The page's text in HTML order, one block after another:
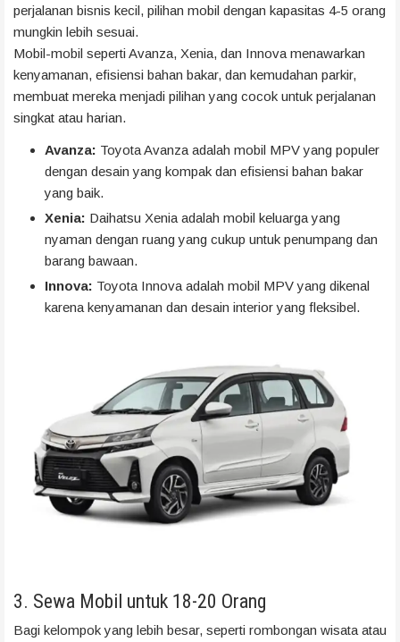
perjalanan bisnis kecil, pilihan mobil dengan kapasitas 4-5 orang
mungkin lebih sesuai.
Mobil-mobil seperti Avanza, Xenia, dan Innova menawarkan
kenyamanan, efisiensi bahan bakar, dan kemudahan parkir,
membuat mereka menjadi pilihan yang cocok untuk perjalanan
singkat atau harian.
Avanza: Toyota Avanza adalah mobil MPV yang populer
dengan desain yang kompak dan efisiensi bahan bakar
yang baik.
Xenia: Daihatsu Xenia adalah mobil keluarga yang
nyaman dengan ruang yang cukup untuk penumpang dan
barang bawaan.
Innova: Toyota Innova adalah mobil MPV yang dikenal
karena kenyamanan dan desain interior yang fleksibel.
3. Sewa Mobil untuk 18-20 Orang
Bagi kelompok yang lebih besar, seperti rombongan wisata atau